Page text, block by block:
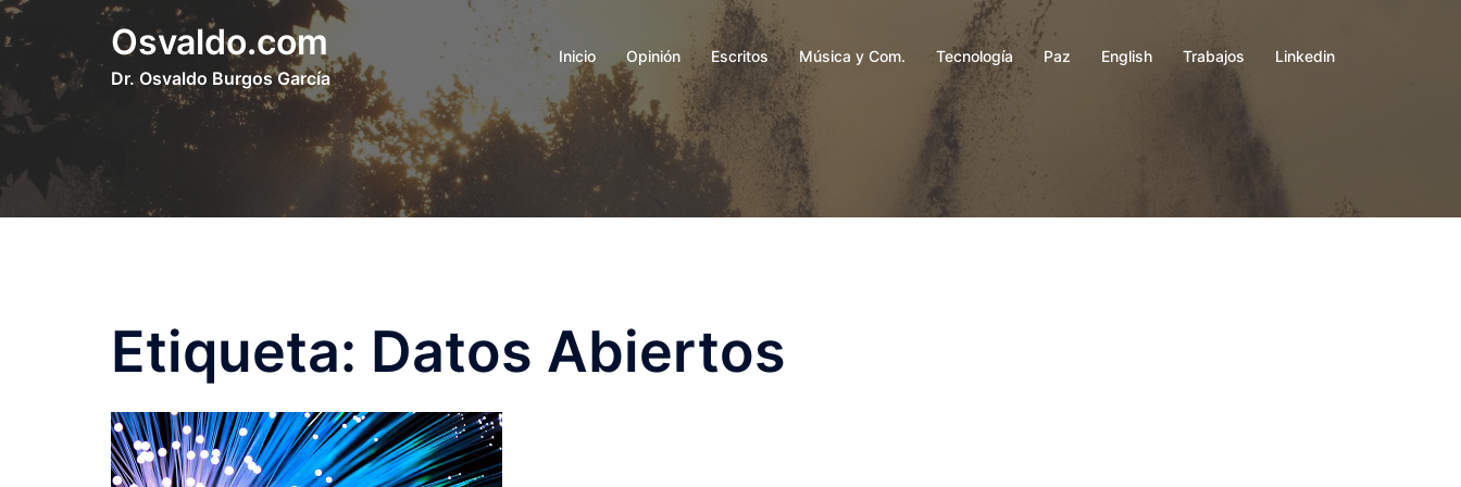
Saltar
al
contenido
Osvaldo.com
Dr. Osvaldo Burgos García
Inicio Opinión Escritos Música y Com. Tecnología Paz English Trabajos Linkedin
Etiqueta: Datos Abiertos